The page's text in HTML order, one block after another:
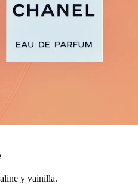
y vainilla.